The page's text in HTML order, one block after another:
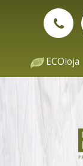
ECOloja